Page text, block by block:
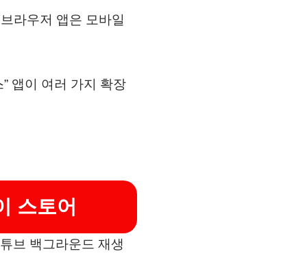
라우저 앱은 모바일
앱이 여러 가지 확장
스토어
브 백그라운드 재생